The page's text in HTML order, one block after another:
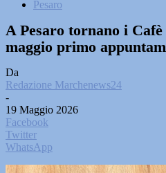
Pesaro
A Pesaro tornano i
maggio primo
Da
Redazione Marchenews24
-
19 Maggio 2026
Facebook
Twitter
WhatsApp